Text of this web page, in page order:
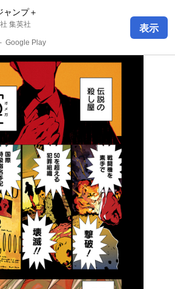
ャンプ＋
集英社
Google Play
表示